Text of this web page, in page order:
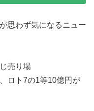
思わず気になるニュー
売り場
ロト7の1等10億円が